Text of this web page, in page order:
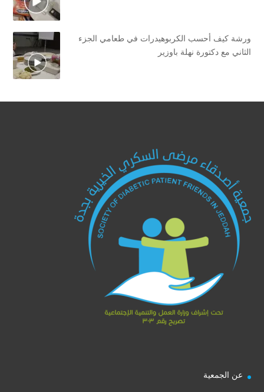
ورشة كيف أحسب الكربوهيدرات في طعامي الجزء
الثاني مع دكتورة نهلة باوزير
عن الجمعية